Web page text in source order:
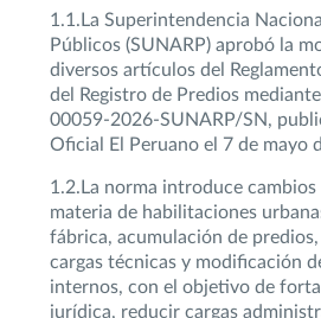
1.1.La Superintendencia
Públicos (SUNARP) aprobó la
diversos artículos del
del Registro de Predios
00059-2026-SUNARP/SN,
Oficial El Peruano el 7 de mayo
1.2.La norma introduce cambios
materia de habilitaciones
fábrica, acumulación de
cargas técnicas y modificación
internos, con el objetivo de
jurídica, reducir cargas